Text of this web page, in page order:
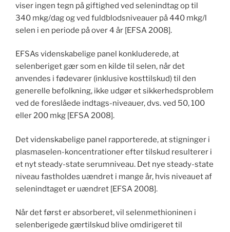
viser ingen tegn på giftighed ved selenindtag op til
340 mkg/dag og ved fuldblodsniveauer på 440 mkg/l
selen i en periode på over 4 år [EFSA 2008].
EFSAs videnskabelige panel konkluderede, at
selenberiget gær som en kilde til selen, når det
anvendes i fødevarer (inklusive kosttilskud) til den
generelle befolkning, ikke udgør et sikkerhedsproblem
ved de foreslåede indtags-niveauer, dvs. ved 50, 100
eller 200 mkg [EFSA 2008].
Det videnskabelige panel rapporterede, at stigninger i
plasmaselen-koncentrationer efter tilskud resulterer i
et nyt steady-state serumniveau. Det nye steady-state
niveau fastholdes uændret i mange år, hvis niveauet af
selenindtaget er uændret [EFSA 2008].
Når det først er absorberet, vil selenmethioninen i
selenberigede gærtilskud blive omdirigeret til